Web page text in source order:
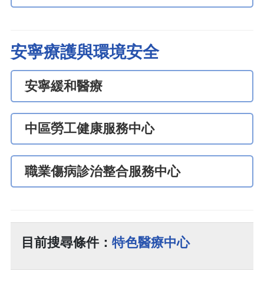
安寧療護與環境安全
安寧緩和醫療
中區勞工健康服務中心
職業傷病診治整合服務中心
目前搜尋條件： 特色醫療中心